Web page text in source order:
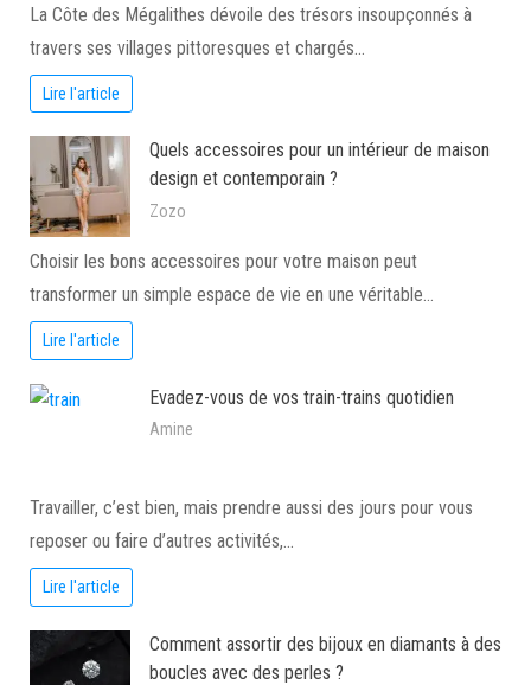
La Côte des Mégalithes dévoile des trésors insoupçonnés à
travers ses villages pittoresques et chargés…
Lire l'article
Quels accessoires pour un intérieur de maison
design et contemporain ?
Zozo
Choisir les bons accessoires pour votre maison peut
transformer un simple espace de vie en une véritable…
Lire l'article
Evadez-vous de vos train-trains quotidien
Amine
Travailler, c’est bien, mais prendre aussi des jours pour vous
reposer ou faire d’autres activités,…
Lire l'article
Comment assortir des bijoux en diamants à des
boucles avec des perles ?